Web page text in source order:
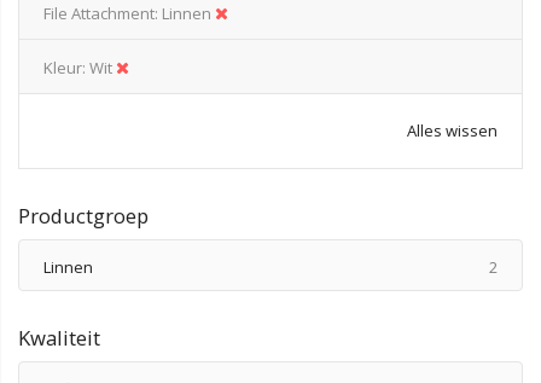
File Attachment Linnen
Kleur Wit
Alles wissen
Productgroep
Linnen 2
Kwaliteit